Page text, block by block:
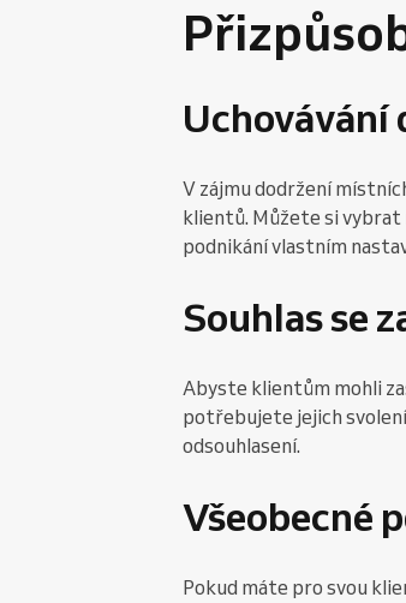
Uchovávání
V zájmu dodržení
klientů. Můžete si vybrat
podnikání vlastním
Souhlas se
Abyste klientům mohli
potřebujete jejich
odsouhlasení.
Všeobecné
Pokud máte pro svou